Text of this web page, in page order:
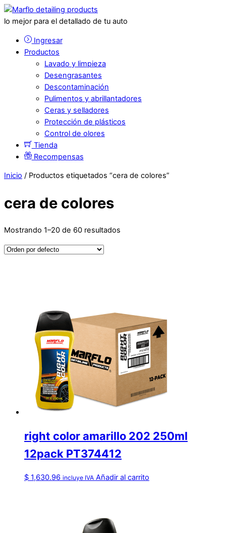
lo mejor para el detallado de tu auto
Ingresar
Productos
Lavado y limpieza
Desengrasantes
Descontaminación
Pulimentos y abrillantadores
Ceras y selladores
Protección de plásticos
Control de olores
Tienda
Recompensas
Inicio / Productos etiquetados “cera de colores”
cera de colores
Mostrando 1–20 de 60 resultados
right color amarillo 202 250ml
12pack PT374412
$ 1,630.96 incluye IVA Añadir al carrito